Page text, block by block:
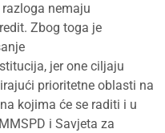
nemaju
Zbog toga je
jer one ciljaju
prioritetne oblasti na
kojima će se raditi i u
i Savjeta za